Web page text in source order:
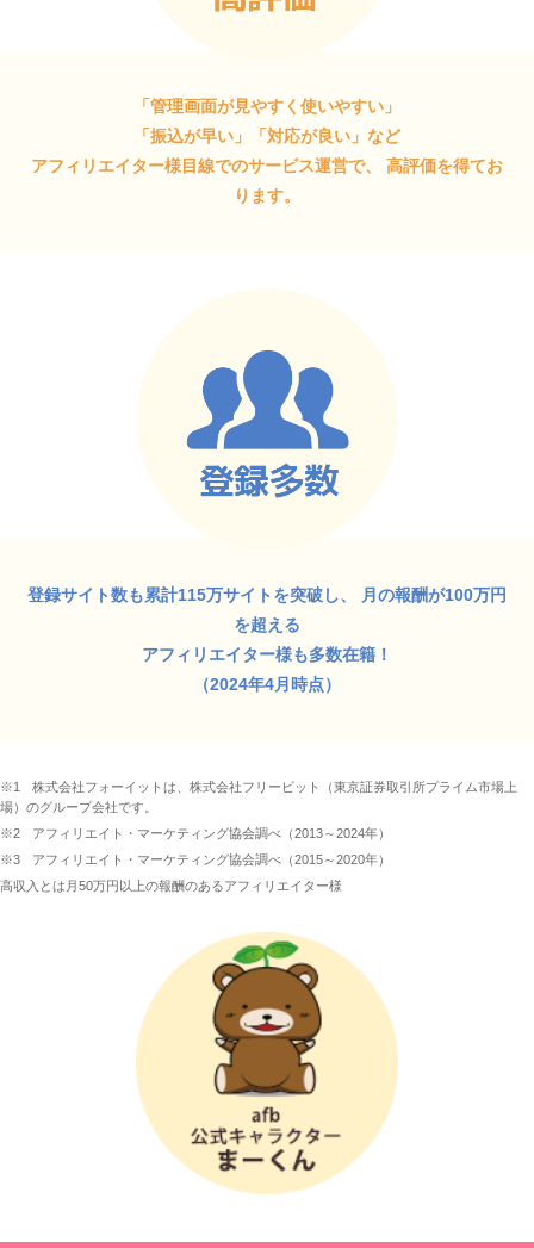
「管理画面が見やすく使いやすい」
「振込が早い」「対応が良い」など
アフィリエイター様目線でのサービス運営で、
高評価を得てお
ります。
登録サイト数も累計115万サイトを突破し、
月の報酬が100万円
を超える
アフィリエイター様も多数在籍！
（2024年4月時点）
※1
株式会社フォーイットは、株式会社フリービット（東京証券取引所プライム市場上
場）のグループ会社です。
※2
アフィリエイト・マーケティング協会調べ（2013～2024年）
※3
アフィリエイト・マーケティング協会調べ（2015～2020年）
高収入とは月50万円以上の報酬のあるアフィリエイター様